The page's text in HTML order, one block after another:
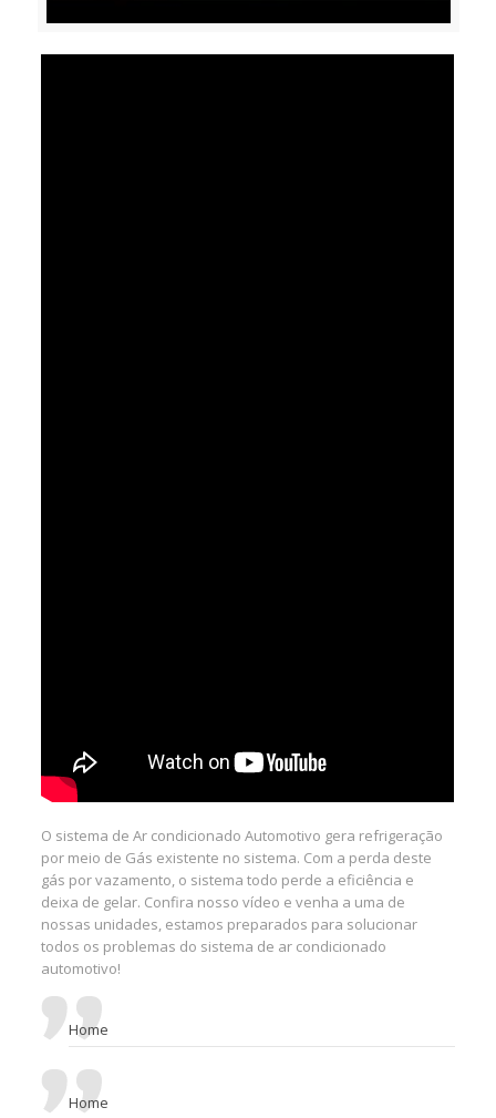
O sistema de Ar condicionado Automotivo gera refrigeração
por meio de Gás existente no sistema. Com a perda deste
gás por vazamento, o sistema todo perde a eficiência e
deixa de gelar. Confira nosso vídeo e venha a uma de
nossas unidades, estamos preparados para solucionar
todos os problemas do sistema de ar condicionado
automotivo!
Home
Home